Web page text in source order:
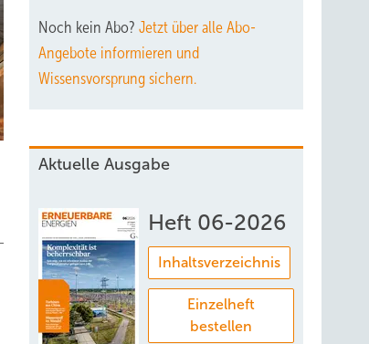
Noch kein Abo? Jetzt über alle Abo-
Angebote informieren und
Wissensvorsprung sichern.
Aktuelle Ausgabe
Heft 06-2026
Inhaltsverzeichnis
Einzelheft
bestellen